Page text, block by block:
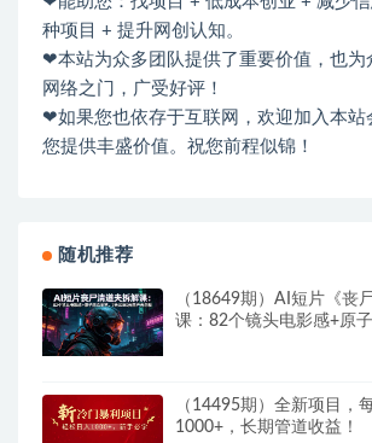
种项目 + 提升网创认知。
❤本站为众多团队提供了重要价值，也为
网络之门，广受好评！
❤如果您也依存于互联网，欢迎加入本站
您提供丰盛价值。祝您前程似锦！
随机推荐
（18649期）AI短片《丧
课：82个镜头电影感+原
（14495期）全新项目，
1000+，长期管道收益！